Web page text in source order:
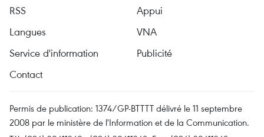
RSS
Appui
Langues
VNA
Service d'information
Publicité
Contact
Permis de publication: 1374/GP-BTTTT délivré le 11 septembre
2008 par le ministère de l'Information et de la Communication.